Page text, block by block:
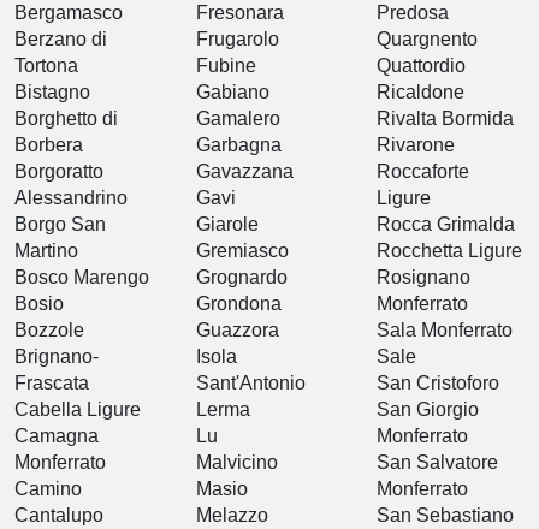
Bergamasco
Berzano di
Tortona
Bistagno
Borghetto di
Borbera
Borgoratto
Alessandrino
Borgo San
Martino
Bosco Marengo
Bosio
Bozzole
Brignano-
Frascata
Cabella Ligure
Camagna
Monferrato
Camino
Cantalupo
Fresonara
Frugarolo
Fubine
Gabiano
Gamalero
Garbagna
Gavazzana
Gavi
Giarole
Gremiasco
Grognardo
Grondona
Guazzora
Isola
Sant'Antonio
Lerma
Lu
Malvicino
Masio
Melazzo
Predosa
Quargnento
Quattordio
Ricaldone
Rivalta Bormida
Rivarone
Roccaforte
Ligure
Rocca Grimalda
Rocchetta Ligure
Rosignano
Monferrato
Sala Monferrato
Sale
San Cristoforo
San Giorgio
Monferrato
San Salvatore
Monferrato
San Sebastiano